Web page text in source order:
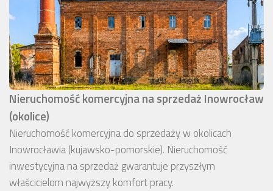
Nieruchomość komercyjna na sprzedaż Inowrocław
(okolice)
Nieruchomość komercyjna do sprzedaży w okolicach
Inowrocławia (kujawsko-pomorskie). Nieruchomość
inwestycyjna na sprzedaż gwarantuje przyszłym
właścicielom najwyższy komfort pracy.